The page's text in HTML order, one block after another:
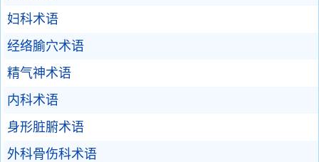
妇科术语
经络腧穴术语
精气神术语
内科术语
身形脏腑术语
外科骨伤科术语